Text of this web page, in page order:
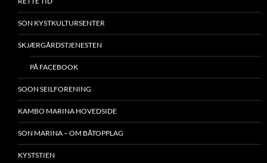
SON KYSTKULTURSENTER
SKJÆRGÅRDSTJENESTEN
PÅ FACEBOOK
SOON SEILFORENING
KAMBO MARINA HOVEDSIDE
SON MARINA – OM BÅTOPPLAG
KYSTSTIEN